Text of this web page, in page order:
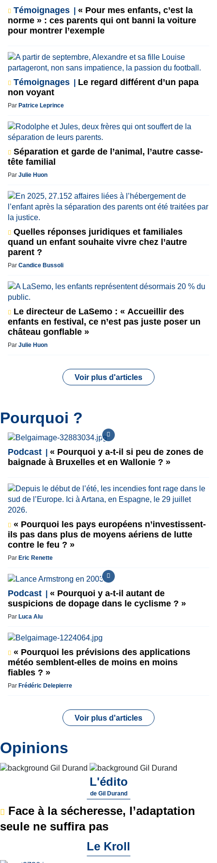
Témoignages
« Pour mes enfants, c’est la
norme » : ces parents qui ont banni la voiture
pour montrer l’exemple
Témoignages
Le regard différent d’un papa
non voyant
Par Patrice Leprince
Séparation et garde de l’animal, l’autre casse-
tête familial
Par Julie Huon
Quelles réponses juridiques et familiales
quand un enfant souhaite vivre chez l’autre
parent ?
Par Candice Bussoli
Le directeur de LaSemo : « Accueillir des
enfants en festival, ce n’est pas juste poser un
château gonflable »
Par Julie Huon
Voir plus d'articles
Pourquoi ?
Podcast
« Pourquoi y a-t-il si peu de zones de
baignade à Bruxelles et en Wallonie ? »
« Pourquoi les pays européens n’investissent-
ils pas dans plus de moyens aériens de lutte
contre le feu ? »
Par Eric Renette
Podcast
« Pourquoi y a-t-il autant de
suspicions de dopage dans le cyclisme ? »
Par Luca Alu
« Pourquoi les prévisions des applications
météo semblent-elles de moins en moins
fiables ? »
Par Frédéric Delepierre
Voir plus d'articles
Opinions
L'édito
de Gil Durand
Face à la sécheresse, l’adaptation
seule ne suffira pas
Le Kroll